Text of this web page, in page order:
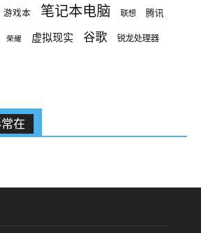
游戏本 笔记本电脑 联想 腾讯
荣耀 虚拟现实 谷歌 锐龙处理器
在